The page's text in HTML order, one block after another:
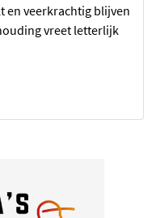
en veerkrachtig blijven
vreet letterlijk